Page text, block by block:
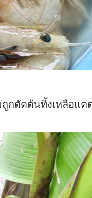
ตัดต้นทิ้งเหลือแต่